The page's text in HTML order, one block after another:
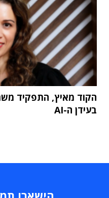
הקוד מאיץ, התפקיד
בעידן ה-AI